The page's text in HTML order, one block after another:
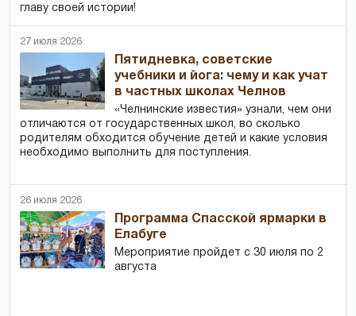
главу своей истории!
27 июля 2026
Пятидневка, советские
учебники и йога: чему и как учат
в частных школах Челнов
«Челнинские известия» узнали, чем они
отличаются от государственных школ, во сколько
родителям обходится обучение детей и какие условия
необходимо выполнить для поступления.
26 июля 2026
Программа Спасской ярмарки в
Елабуге
Мероприятие пройдет с 30 июля по 2
августа